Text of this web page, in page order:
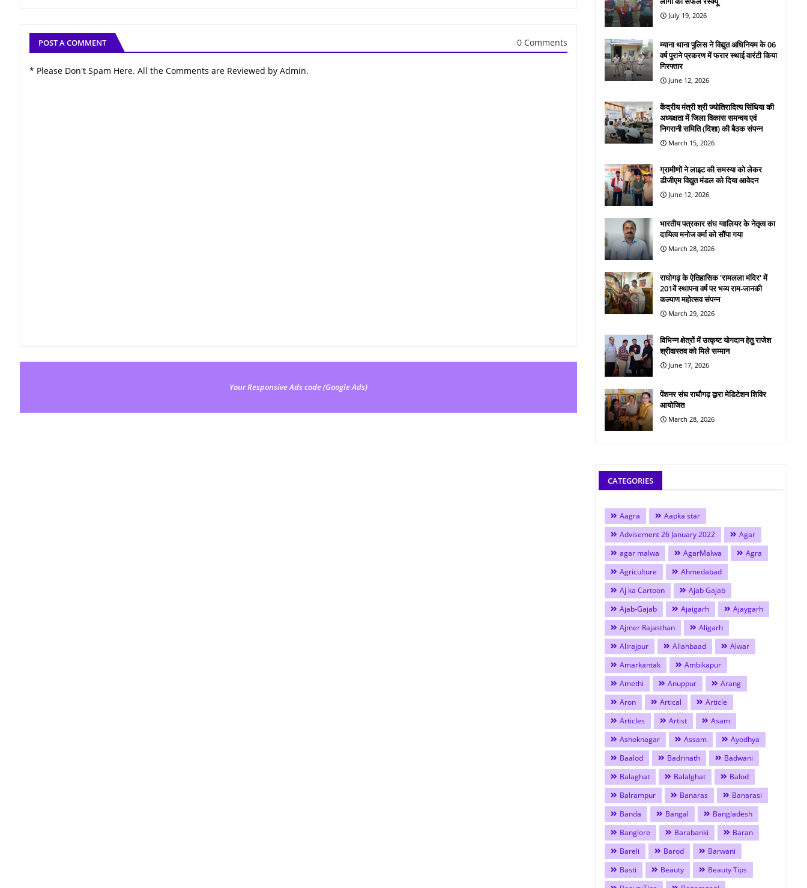
POST A COMMENT 0 Comments
* Please Don't Spam Here. All the Comments are Reviewed by Admin.
Your Responsive Ads code (Google Ads)
July 19, 2026
म्याना थाना पुलिस ने विद्युत अधिनियम के 06
वर्ष पुराने प्रकरण में फरार स्थाई वारंटी किया
गिरफ्तार
June 12, 2026
केंद्रीय मंत्री श्री ज्योतिरादित्य सिंधिया की
अध्यक्षता में जिला विकास समन्वय एवं
निगरानी समिति (दिशा) की बैठक संपन्न
March 15, 2026
ग्रामीणों ने लाइट की समस्या को लेकर
डीजीएम विद्युत मंडल को दिया आवेदन
June 12, 2026
भारतीय पत्रकार संघ ग्वालियर के नेतृत्व का
दायित्व मनोज वर्मा को सौंपा गया
March 28, 2026
राघोगढ़ के ऐतिहासिक 'रामलला मंदिर' में
201वें स्थापना वर्ष पर भव्य राम-जानकी
कल्याण महोत्सव संपन्न
March 29, 2026
विभिन्न क्षेत्रों में उत्कृष्ट योगदान हेतु राजेश
श्रीवास्तव को मिले सम्मान
June 17, 2026
पेंशनर संघ राघौगढ़ द्वारा मेडिटेशन शिविर
आयोजित
March 28, 2026
CATEGORIES
Aagra
Aapka star
Advisement 26 January 2022
Agar
agar malwa
AgarMalwa
Agra
Agriculture
Ahmedabad
Aj ka Cartoon
Ajab Gajab
Ajab-Gajab
Ajaigarh
Ajaygarh
Ajmer Rajasthan
Aligarh
Alirajpur
Allahbaad
Alwar
Amarkantak
Ambikapur
Amethi
Anuppur
Arang
Aron
Artical
Article
Articles
Artist
Asam
Ashoknagar
Assam
Ayodhya
Baalod
Badrinath
Badwani
Balaghat
Balalghat
Balod
Balrampur
Banaras
Banarasi
Banda
Bangal
Bangladesh
Banglore
Barabanki
Baran
Bareli
Barod
Barwani
Basti
Beauty
Beauty Tips